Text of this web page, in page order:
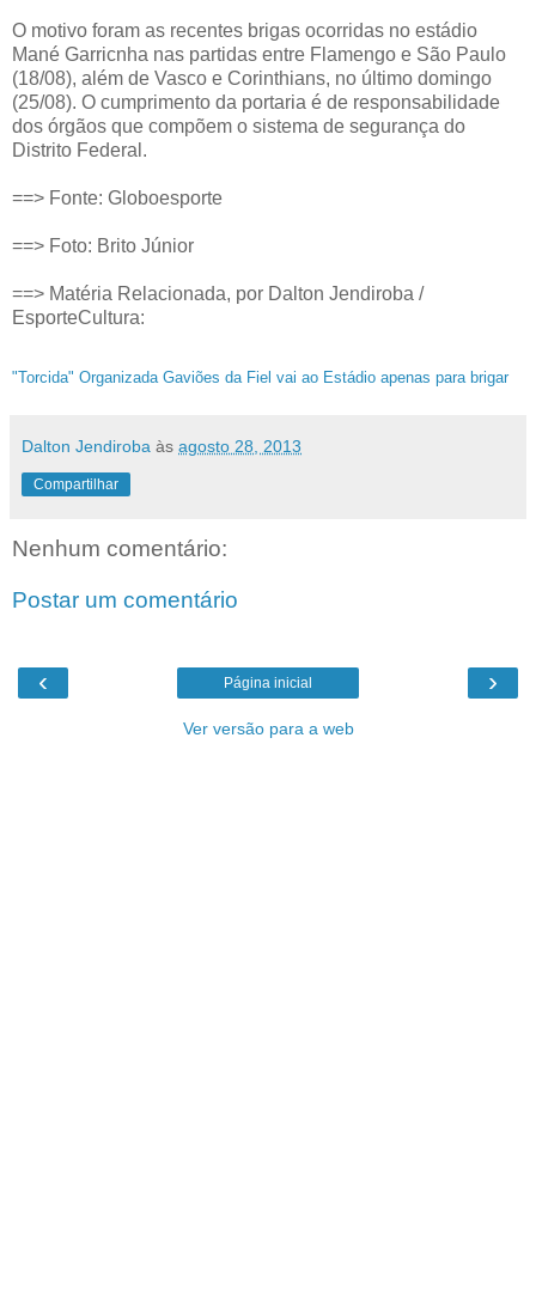
O motivo foram as recentes brigas ocorridas no estádio
Mané Garricnha nas partidas entre Flamengo e São Paulo
(18/08), além de Vasco e Corinthians, no último domingo
(25/08). O cumprimento da portaria é de responsabilidade
dos órgãos que compõem o sistema de segurança do
Distrito Federal.
==> Fonte: Globoesporte
==> Foto: Brito Júnior
==> Matéria Relacionada, por Dalton Jendiroba /
EsporteCultura:
"Torcida" Organizada Gaviões da Fiel vai ao Estádio apenas para brigar
Dalton Jendiroba às agosto 28, 2013
Compartilhar
Nenhum comentário:
Postar um comentário
‹ ›
Página inicial
Ver versão para a web